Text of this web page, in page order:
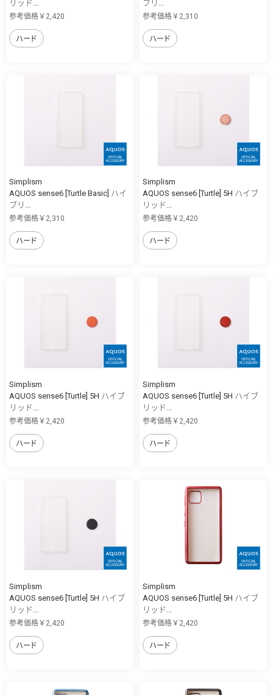
リッド...
参考価格￥2,420
ハード
ブリ...
参考価格￥2,310
ハード
Simplism
AQUOS sense6 [Turtle Basic] ハイ
ブリ...
参考価格￥2,310
ハード
Simplism
AQUOS sense6 [Turtle] 5H ハイブ
リッド...
参考価格￥2,420
ハード
Simplism
AQUOS sense6 [Turtle] 5H ハイブ
リッド...
参考価格￥2,420
ハード
Simplism
AQUOS sense6 [Turtle] 5H ハイブ
リッド...
参考価格￥2,420
ハード
Simplism
AQUOS sense6 [Turtle] 5H ハイブ
リッド...
参考価格￥2,420
ハード
Simplism
AQUOS sense6 [Turtle] 5H ハイブ
リッド...
参考価格￥2,420
ハード